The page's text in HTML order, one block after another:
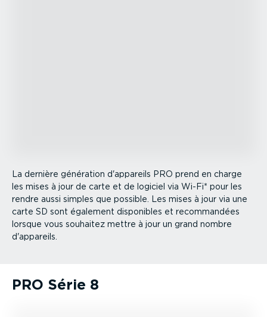
La dernière génération d'appareils PRO prend en charge
les mises à jour de carte et de logiciel via Wi-Fi* pour les
rendre aussi simples que possible. Les mises à jour via une
carte SD sont également disponibles et recom­mandées
lorsque vous souhaitez mettre à jour un grand nombre
d'appareils.
PRO Série 8